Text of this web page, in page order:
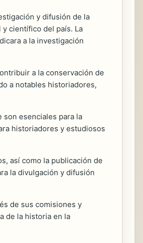
y difusión de la
científico del país. La
a la investigación
a la conservación de
a notables historiadores,
esenciales para la
historiadores y estudiosos
así como la publicación de
la divulgación y difusión
de sus comisiones y
de la historia en la